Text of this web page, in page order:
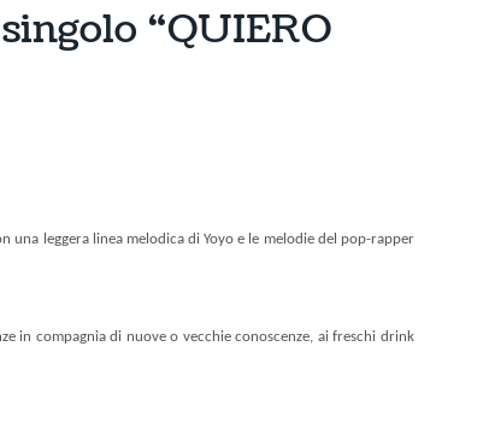
“QUIERO
leggera linea melodica di Yoyo e le melodie del pop-rapper
in compagnia di nuove o vecchie conoscenze, ai freschi drink